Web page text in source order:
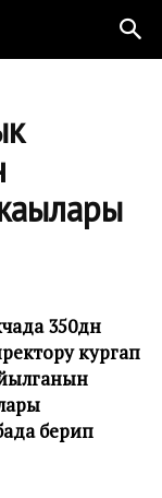
350дөн
кургап
берип